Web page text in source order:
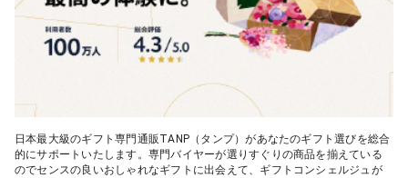
日本最大級のギフト専門通販TANP（タンプ）があなたのギフト選びを総合
的にサポートいたします。専門バイヤーが選りすぐりの商品を揃えている
のでセンスの良いおしゃれなギフトに出会えて、ギフトコンシェルジュが